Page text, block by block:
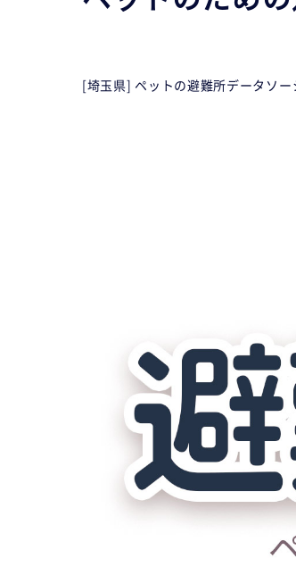
[埼玉県] ペットの避難所データ ソー